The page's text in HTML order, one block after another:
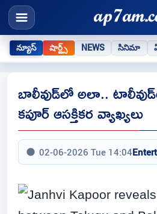
న్యూస్ షార్ట్స్ NEWS సినిమా
బాలీవుడ్‌లో అలా..
కపూర్‌ ఆసక్తికర వ్యాఖ్యలు
02-06-2026 Tue 14:04